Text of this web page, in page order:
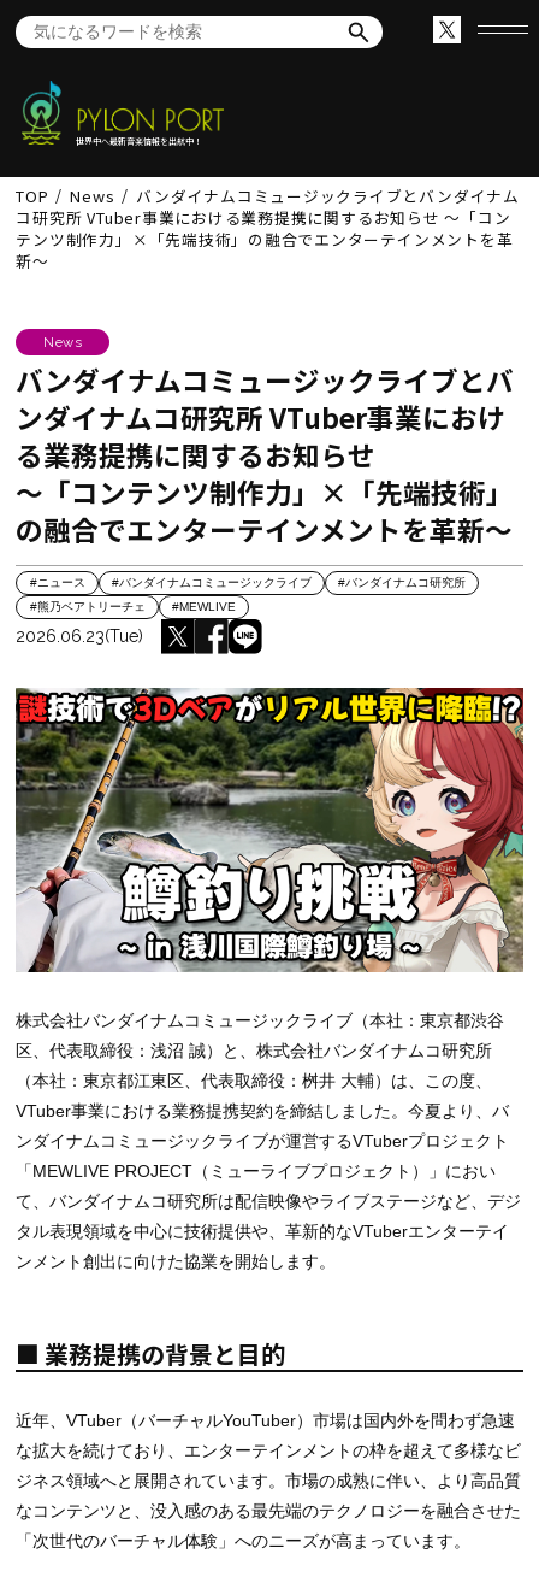
世界中へ最新音楽情報を出航中！
TOP News
バンダイナムコミュージックライブとバンダイナム
コ研究所 VTuber事業における業務提携に関するお知らせ 〜「コン
テンツ制作力」×「先端技術」の融合でエンターテインメントを革
新〜
News
バンダイナムコミュージックライブとバ
ンダイナムコ研究所 VTuber事業におけ
る業務提携に関するお知らせ
〜「コンテンツ制作力」×「先端技術」
の融合でエンターテインメントを革新〜
#ニュース #バンダイナムコミュージックライブ
#バンダイナムコ研究所
#熊乃ベアトリーチェ
#MEWLIVE
2026.06.23(Tue)
株式会社バンダイナムコミュージックライブ（本社：東京都渋谷
区、代表取締役：浅沼 誠）と、株式会社バンダイナムコ研究所
（本社：東京都江東区、代表取締役：桝井 大輔）は、この度、
VTuber事業における業務提携契約を締結しました。今夏より、バ
ンダイナムコミュージックライブが運営するVTuberプロジェクト
「MEWLIVE PROJECT（ミューライブプロジェクト）」におい
て、バンダイナムコ研究所は配信映像やライブステージなど、デジ
タル表現領域を中心に技術提供や、革新的なVTuberエンターテイ
ンメント創出に向けた協業を開始します。
■ 業務提携の背景と目的
近年、VTuber（バーチャルYouTuber）市場は国内外を問わず急速
な拡大を続けており、エンターテインメントの枠を超えて多様なビ
ジネス領域へと展開されています。市場の成熟に伴い、より高品質
なコンテンツと、没入感のある最先端のテクノロジーを融合させた
「次世代のバーチャル体験」へのニーズが高まっています。